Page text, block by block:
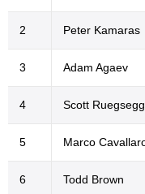
2 Peter Kamaras
3 Adam Agaev
4 Scott
5 Marco
6 Todd Brown